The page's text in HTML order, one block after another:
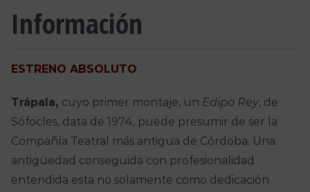
Información
ESTRENO ABSOLUTO
Trápala, cuyo primer montaje, un Edipo Rey, de
Sófocles, data de 1974, puede presumir de ser la
Compañía Teatral más antigua de Córdoba. Una
antigüedad conseguida con profesionalidad
entendida esta no solamente como dedicación